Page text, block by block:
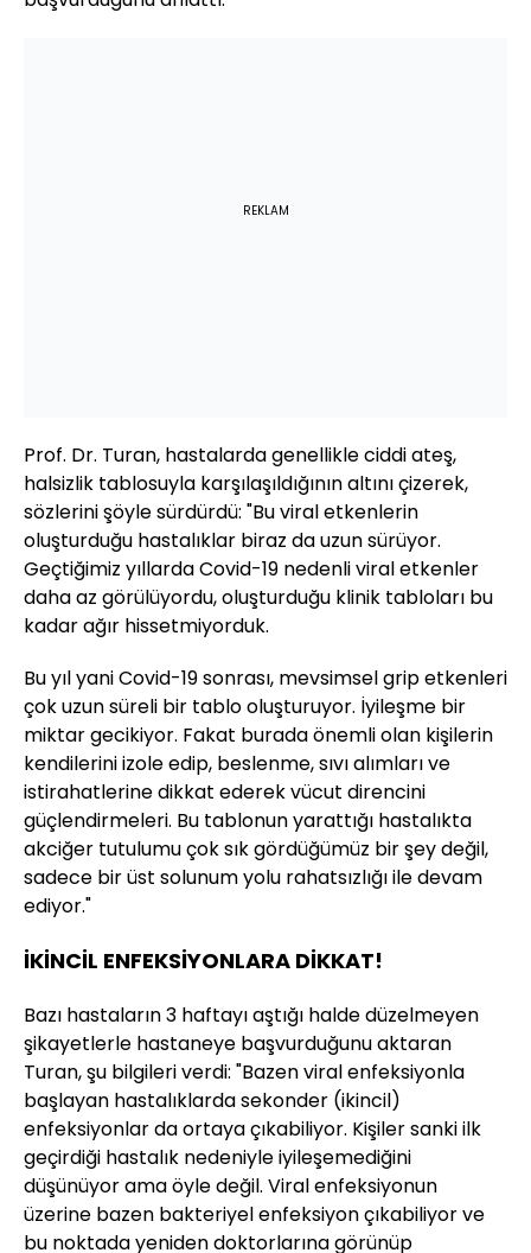
REKLAM
Prof. Dr. Turan, hastalarda genellikle ciddi ateş,
halsizlik tablosuyla karşılaşıldığının altını çizerek,
sözlerini şöyle sürdürdü: "Bu viral etkenlerin
oluşturduğu hastalıklar biraz da uzun sürüyor.
Geçtiğimiz yıllarda Covid-19 nedenli viral etkenler
daha az görülüyordu, oluşturduğu klinik tabloları bu
kadar ağır hissetmiyorduk.
Bu yıl yani Covid-19 sonrası, mevsimsel grip etkenleri
çok uzun süreli bir tablo oluşturuyor. İyileşme bir
miktar gecikiyor. Fakat burada önemli olan kişilerin
kendilerini izole edip, beslenme, sıvı alımları ve
istirahatlerine dikkat ederek vücut direncini
güçlendirmeleri. Bu tablonun yarattığı hastalıkta
akciğer tutulumu çok sık gördüğümüz bir şey değil,
sadece bir üst solunum yolu rahatsızlığı ile devam
ediyor."
İKİNCİL ENFEKSİYONLARA DİKKAT!
Bazı hastaların 3 haftayı aştığı halde düzelmeyen
şikayetlerle hastaneye başvurduğunu aktaran
Turan, şu bilgileri verdi: "Bazen viral enfeksiyonla
başlayan hastalıklarda sekonder (ikincil)
enfeksiyonlar da ortaya çıkabiliyor. Kişiler sanki ilk
geçirdiği hastalık nedeniyle iyileşemediğini
düşünüyor ama öyle değil. Viral enfeksiyonun
üzerine bazen bakteriyel enfeksiyon çıkabiliyor ve
bu noktada yeniden doktorlarına görünüp